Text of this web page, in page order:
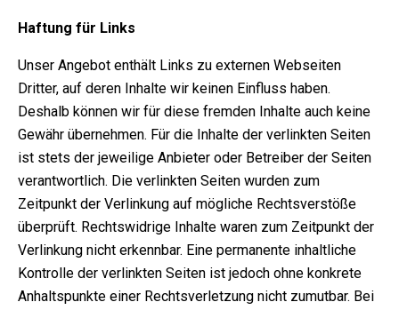
Haftung für Links
Unser Angebot enthält Links zu externen Webseiten
Dritter, auf deren Inhalte wir keinen Einfluss haben.
Deshalb können wir für diese fremden Inhalte auch keine
Gewähr übernehmen. Für die Inhalte der verlinkten Seiten
ist stets der jeweilige Anbieter oder Betreiber der Seiten
verantwortlich. Die verlinkten Seiten wurden zum
Zeitpunkt der Verlinkung auf mögliche Rechtsverstöße
überprüft. Rechtswidrige Inhalte waren zum Zeitpunkt der
Verlinkung nicht erkennbar. Eine permanente inhaltliche
Kontrolle der verlinkten Seiten ist jedoch ohne konkrete
Anhaltspunkte einer Rechtsverletzung nicht zumutbar. Bei